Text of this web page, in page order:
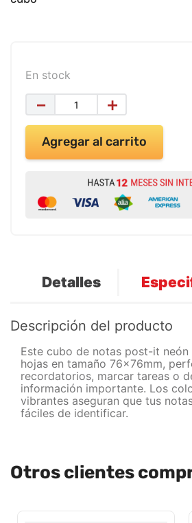
En stock
＋
－
Agregar al carrito
Detalles
Descripción del producto
Este cubo de notas post-it
hojas en tamaño 76x76mm,
recordatorios, marcar tareas o
información importante. Los
vibrantes aseguran que tus
fáciles de identificar.
Otros clientes